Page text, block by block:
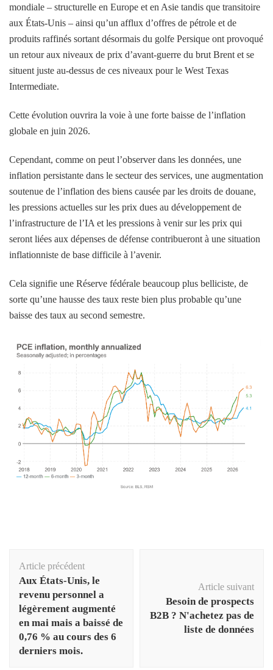
mondiale – structurelle en Europe et en Asie tandis que transitoire
aux États-Unis – ainsi qu’un afflux d’offres de pétrole et de
produits raffinés sortant désormais du golfe Persique ont provoqué
un retour aux niveaux de prix d’avant-guerre du brut Brent et se
situent juste au-dessus de ces niveaux pour le West Texas
Intermediate.
Cette évolution ouvrira la voie à une forte baisse de l’inflation
globale en juin 2026.
Cependant, comme on peut l’observer dans les données, une
inflation persistante dans le secteur des services, une augmentation
soutenue de l’inflation des biens causée par les droits de douane,
les pressions actuelles sur les prix dues au développement de
l’infrastructure de l’IA et les pressions à venir sur les prix qui
seront liées aux dépenses de défense contribueront à une situation
inflationniste de base difficile à l’avenir.
Cela signifie une Réserve fédérale beaucoup plus belliciste, de
sorte qu’une hausse des taux reste bien plus probable qu’une
baisse des taux au second semestre.
d'article
Article précédent
Aux États-Unis, le
revenu personnel a
légèrement augmenté
en mai mais a baissé de
0,76 % au cours des 6
derniers mois.
Article suivant
Besoin de prospects
B2B ? N'achetez pas de
liste de données